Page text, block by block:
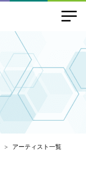
アーティスト一覧